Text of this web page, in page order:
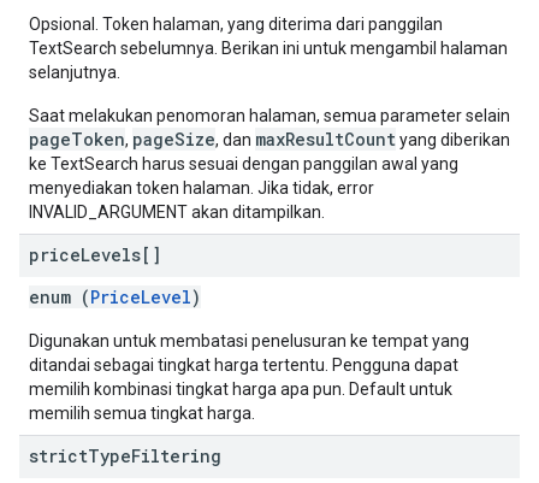
Opsional. Token halaman, yang diterima dari panggilan
TextSearch sebelumnya. Berikan ini untuk mengambil halaman
selanjutnya.
Saat melakukan penomoran halaman, semua parameter selain
pageToken, pageSize, dan maxResultCountyang diberikan
ke TextSearch harus sesuai dengan panggilan awal yang
menyediakan token halaman. Jika tidak, error
INVALID_ARGUMENT akan ditampilkan.
priceLevels[]
enum (PriceLevel)
Digunakan untuk membatasi penelusuran ke tempat yang
ditandai sebagai tingkat harga tertentu. Pengguna dapat
memilih kombinasi tingkat harga apa pun. Default untuk
memilih semua tingkat harga.
strictTypeFiltering